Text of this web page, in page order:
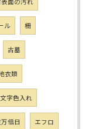
ル 柵
古墓
衣類
字色入れ
倍日 エフロ